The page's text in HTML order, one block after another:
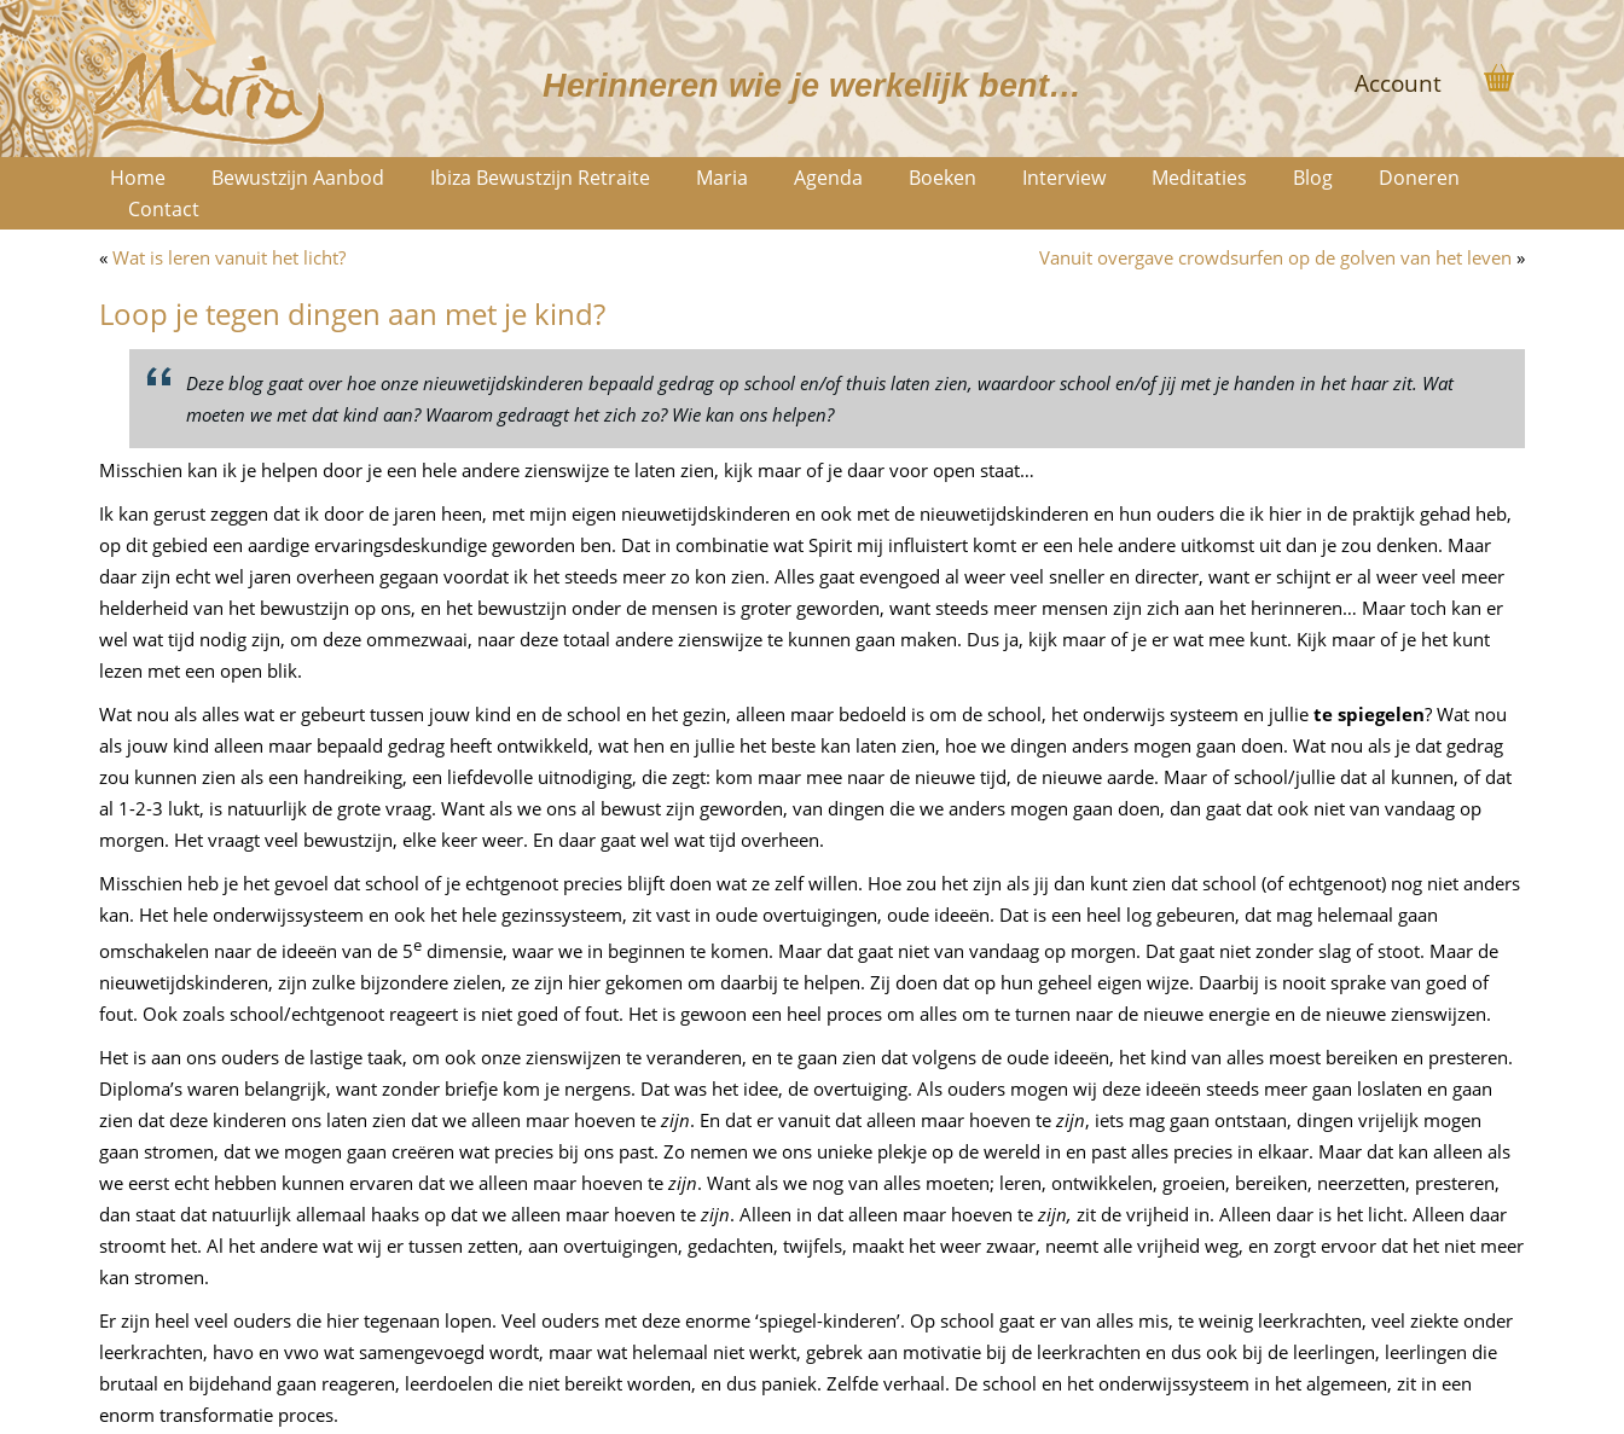
Herinneren wie je werkelijk bent… Account
Home Bewustzijn Aanbod Ibiza Bewustzijn Retraite Maria Agenda Boeken Interview Meditaties Blog
Doneren
Contact
« Wat is leren vanuit het licht? Vanuit overgave crowdsurfen op de golven van het leven »
Loop je tegen dingen aan met je kind?
Deze blog gaat over hoe onze nieuwetijdskinderen bepaald gedrag op school en/of thuis laten zien, waardoor school en/of jij met je handen in het haar zit. Wat
moeten we met dat kind aan? Waarom gedraagt het zich zo? Wie kan ons helpen?
Misschien kan ik je helpen door je een hele andere zienswijze te laten zien, kijk maar of je daar voor open staat…
Ik kan gerust zeggen dat ik door de jaren heen, met mijn eigen nieuwetijdskinderen en ook met de nieuwetijdskinderen en hun ouders die ik hier in de praktijk gehad heb,
op dit gebied een aardige ervaringsdeskundige geworden ben. Dat in combinatie wat Spirit mij influistert komt er een hele andere uitkomst uit dan je zou denken. Maar
daar zijn echt wel jaren overheen gegaan voordat ik het steeds meer zo kon zien. Alles gaat evengoed al weer veel sneller en directer, want er schijnt er al weer veel meer
helderheid van het bewustzijn op ons, en het bewustzijn onder de mensen is groter geworden, want steeds meer mensen zijn zich aan het herinneren… Maar toch kan er
wel wat tijd nodig zijn, om deze ommezwaai, naar deze totaal andere zienswijze te kunnen gaan maken. Dus ja, kijk maar of je er wat mee kunt. Kijk maar of je het kunt
lezen met een open blik.
Wat nou als alles wat er gebeurt tussen jouw kind en de school en het gezin, alleen maar bedoeld is om de school, het onderwijs systeem en jullie te spiegelen? Wat nou
als jouw kind alleen maar bepaald gedrag heeft ontwikkeld, wat hen en jullie het beste kan laten zien, hoe we dingen anders mogen gaan doen. Wat nou als je dat gedrag
zou kunnen zien als een handreiking, een liefdevolle uitnodiging, die zegt: kom maar mee naar de nieuwe tijd, de nieuwe aarde. Maar of school/jullie dat al kunnen, of dat
al 1-2-3 lukt, is natuurlijk de grote vraag. Want als we ons al bewust zijn geworden, van dingen die we anders mogen gaan doen, dan gaat dat ook niet van vandaag op
morgen. Het vraagt veel bewustzijn, elke keer weer. En daar gaat wel wat tijd overheen.
Misschien heb je het gevoel dat school of je echtgenoot precies blijft doen wat ze zelf willen. Hoe zou het zijn als jij dan kunt zien dat school (of echtgenoot) nog niet anders
kan. Het hele onderwijssysteem en ook het hele gezinssysteem, zit vast in oude overtuigingen, oude ideeën. Dat is een heel log gebeuren, dat mag helemaal gaan
omschakelen naar de ideeën van de 5e dimensie, waar we in beginnen te komen. Maar dat gaat niet van vandaag op morgen. Dat gaat niet zonder slag of stoot. Maar de
nieuwetijdskinderen, zijn zulke bijzondere zielen, ze zijn hier gekomen om daarbij te helpen. Zij doen dat op hun geheel eigen wijze. Daarbij is nooit sprake van goed of
fout. Ook zoals school/echtgenoot reageert is niet goed of fout. Het is gewoon een heel proces om alles om te turnen naar de nieuwe energie en de nieuwe zienswijzen.
Het is aan ons ouders de lastige taak, om ook onze zienswijzen te veranderen, en te gaan zien dat volgens de oude ideeën, het kind van alles moest bereiken en presteren.
Diploma’s waren belangrijk, want zonder briefje kom je nergens. Dat was het idee, de overtuiging. Als ouders mogen wij deze ideeën steeds meer gaan loslaten en gaan
zien dat deze kinderen ons laten zien dat we alleen maar hoeven tezijn. En dat er vanuit dat alleen maar hoeven tezijn, iets mag gaan ontstaan, dingen vrijelijk mogen
gaan stromen, dat we mogen gaan creëren wat precies bij ons past. Zo nemen we ons unieke plekje op de wereld in en past alles precies in elkaar. Maar dat kan alleen als
we eerst echt hebben kunnen ervaren dat we alleen maar hoeven tezijn. Want als we nog van alles moeten; leren, ontwikkelen, groeien, bereiken, neerzetten, presteren,
dan staat dat natuurlijk allemaal haaks op dat we alleen maar hoeven tezijn. Alleen in dat alleen maar hoeven tezijn, zit de vrijheid in. Alleen daar is het licht. Alleen daar
stroomt het. Al het andere wat wij er tussen zetten, aan overtuigingen, gedachten, twijfels, maakt het weer zwaar, neemt alle vrijheid weg, en zorgt ervoor dat het niet meer
kan stromen.
Er zijn heel veel ouders die hier tegenaan lopen. Veel ouders met deze enorme ‘spiegel-kinderen’. Op school gaat er van alles mis, te weinig leerkrachten, veel ziekte onder
leerkrachten, havo en vwo wat samengevoegd wordt, maar wat helemaal niet werkt, gebrek aan motivatie bij de leerkrachten en dus ook bij de leerlingen, leerlingen die
brutaal en bijdehand gaan reageren, leerdoelen die niet bereikt worden, en dus paniek. Zelfde verhaal. De school en het onderwijssysteem in het algemeen, zit in een
enorm transformatie proces.